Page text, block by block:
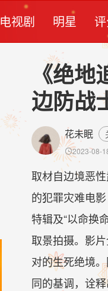
电视剧 明星
《绝
边防战
花未眠
2023-08-
取材自边境恶
的犯罪灾难电
特辑及“以命换
取景拍摄。影
对的生死绝境
同的基调，诠